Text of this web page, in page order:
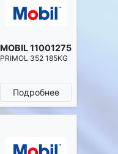
MOBIL 11001275
PRIMOL 352 185KG
Подробнее